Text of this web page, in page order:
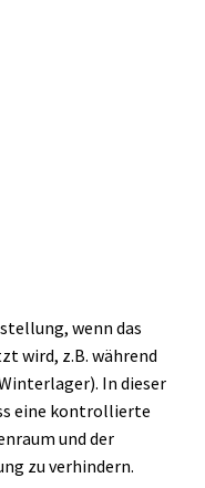
wenn das
wird, z.B. während
In dieser
eine kontrollierte
und der
zu verhindern.